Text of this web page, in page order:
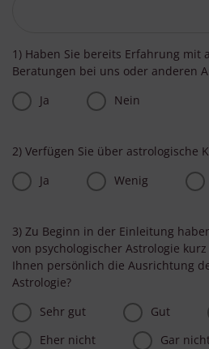
1) Haben Sie bereits Erfahrung mit
Beratungen bei uns oder anderen
Ja
Nein
2) Verfügen Sie über astrologische
Ja
Wenig
3) Zu Beginn in der Einleitung
von psychologischer Astrologie
Ihnen persönlich die Ausrichtung
Astrologie?
Sehr gut
Gut
Eher nicht
Gar